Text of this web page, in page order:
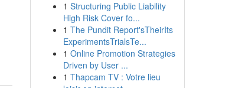
1 Structuring Public Liability
High Risk Cover fo...
1 The Pundit Report'sTheirIts
ExperimentsTrialsTe...
1 Online Promotion Strategies
Driven by User ...
1 Thapcam TV : Votre lieu